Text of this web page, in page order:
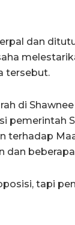
dan
tersebut.
di
pemerintah
terhadap
tapi